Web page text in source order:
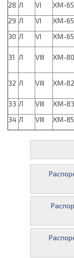
28 Л VI ХМ-
29 Л VI ХМ-
30 Л VI ХМ-
31 Л VIII ХМ-
32 Л VIII ХМ-
33 Л VIII ХМ-
34 Л VIII ХМ-